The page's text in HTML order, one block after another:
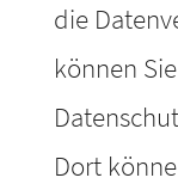
die
können
Dort